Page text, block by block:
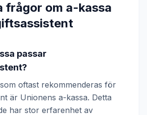
frågor om a-kassa
passar
oftast rekommenderas för
är Unionens a-kassa. Detta
har stor erfarenhet av